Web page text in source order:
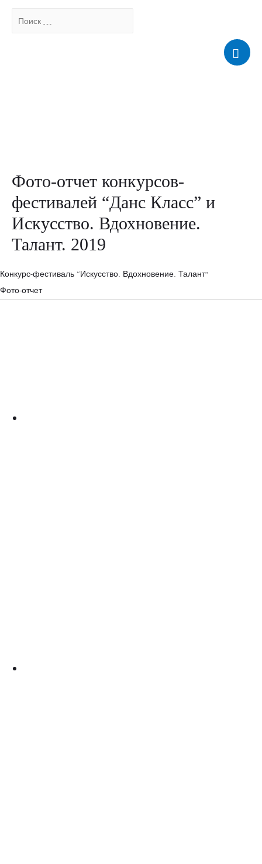
Поиск
Фото-отчет конкурсов-
фестивалей “Данс Класс” и
Искусство. Вдохновение.
Талант. 2019
Конкурс-фестиваль “Искусство. Вдохновение. Талант”
Фото-отчет